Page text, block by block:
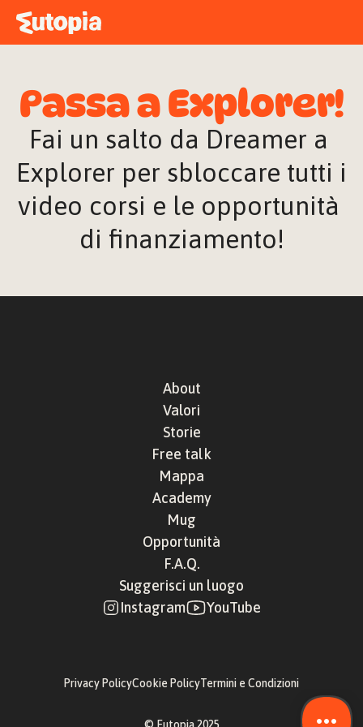
STORIE
FREE TALK
ACCEDI
Passa a Explorer!
Fai un salto da Dreamer a
Explorer per sbloccare tutti i
video corsi e le opportunità
di finanziamento!
About
Valori
Storie
Free talk
Mappa
Academy
Mug
Opportunità
F.A.Q.
Suggerisci un luogo
Instagram
YouTube
Privacy PolicyCookie PolicyTermini e Condizioni